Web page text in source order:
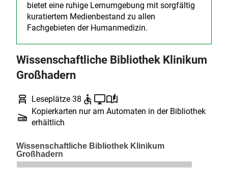
bietet eine ruhige Lernumgebung mit sorgfältig
kuratiertem Medienbestand zu allen
Fachgebieten der Humanmedizin.
Wissenschaftliche Bibliothek Klinikum
Großhadern
chair_alt Leseplätze 38 accessible desktop_windowsauto_stories
scanner Kopierkarten nur am Automaten in der Bibliothek
erhältlich